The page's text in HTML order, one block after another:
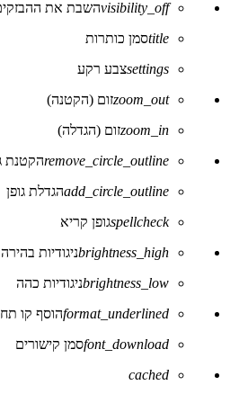
של
visibility_offהשבת את
titleסמן כותרות
settingsצבע רקע
zoom_outזום (הקטנה)
zoom_inזום (הגדלה)
remove_circle_outlineהקטנת
add_circle_outlineהגדלת גופן
spellcheckגופן קריא
brightness_highניגודיות בהירה
brightness_lowניגודיות כהה
format_underlinedהוסף קו
font_downloadסמן קישורים
לאפס
cached